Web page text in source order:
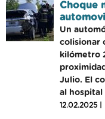
Choque
Un
colisionar
kilómetro
Julio. El
al hospital
12.02.2025 |